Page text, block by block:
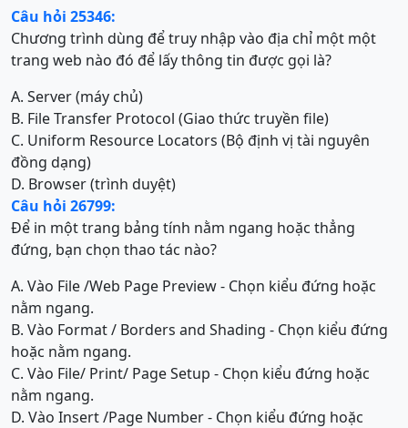
Câu hỏi 25346:
Chương trình dùng để truy nhập vào địa chỉ một một
trang web nào đó để lấy thông tin được gọi là?
A. Server (máy chủ)
B. File Transfer Protocol (Giao thức truyền file)
C. Uniform Resource Locators (Bộ định vị tài nguyên
đồng dạng)
D. Browser (trình duyệt)
Câu hỏi 26799:
Để in một trang bảng tính nằm ngang hoặc thẳng
đứng, bạn chọn thao tác nào?
A. Vào File /Web Page Preview - Chọn kiểu đứng hoặc
nằm ngang.
B. Vào Format / Borders and Shading - Chọn kiểu đứng
hoặc nằm ngang.
C. Vào File/ Print/ Page Setup - Chọn kiểu đứng hoặc
nằm ngang.
D. Vào Insert /Page Number - Chọn kiểu đứng hoặc